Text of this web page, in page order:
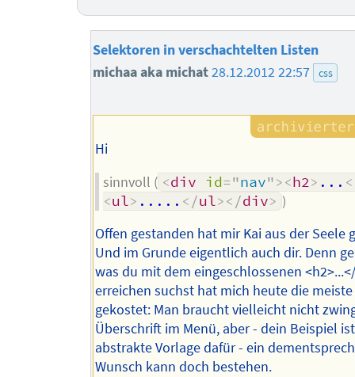
Selektoren in verschachtelten Listen
michaa aka michat28.12.2012 22:57 css
Hi
sinnvoll ( <div id="nav"><h2> ...
<ul> ..... </ul></div> )
Offen gestanden hat mir Kai aus der Seele
Und im Grunde eigentlich auch dir. Denn
was du mit dem eingeschlossenen
erreichen suchst hat mich heute die
gekostet: Man braucht vielleicht nicht
Überschrift im Menü, aber - dein Beispiel
abstrakte Vorlage dafür - ein
Wunsch kann doch bestehen.